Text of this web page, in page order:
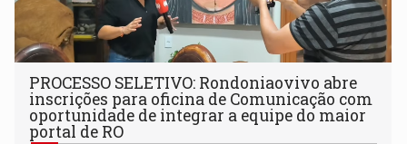
PROCESSO SELETIVO: Rondoniaovivo abre
inscrições para oficina de Comunicação com
oportunidade de integrar a equipe do maior
portal de RO